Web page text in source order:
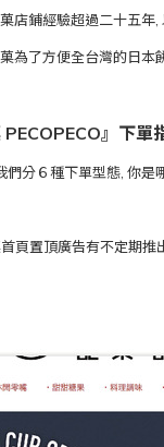
店鋪經驗超過二十五年
為了方便全台灣的日本
』下單
分６種下單型態, 你是
頁置頂廣告有不定期推